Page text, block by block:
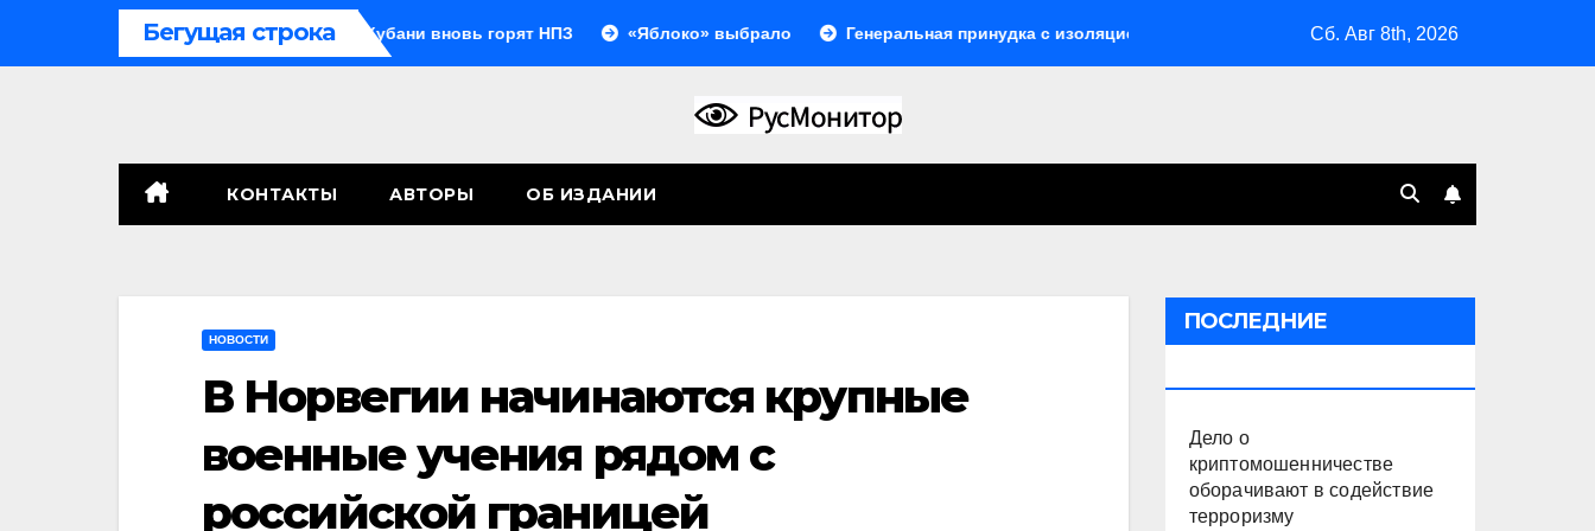
Бегущая строка
с внуком, в Поволжье и на Кубани вновь горят НПЗ «Яблоко» выбрало Генеральная принудка с изоляцией Склады Wildberries горят на Урале, сенат принимает
Сб. Авг 8th, 2026
КОНТАКТЫ АВТОРЫ ОБ ИЗДАНИИ
НОВОСТИ
В Норвегии начинаются крупные
военные учения рядом с
российской границей
ПОСЛЕДНИЕ
Дело о
криптомошенничестве
оборачивают в содействие
терроризму